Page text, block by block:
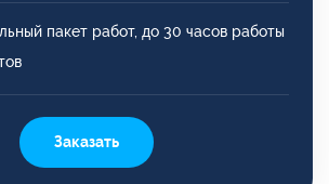
пакет работ, до 30 часов работы
Заказать